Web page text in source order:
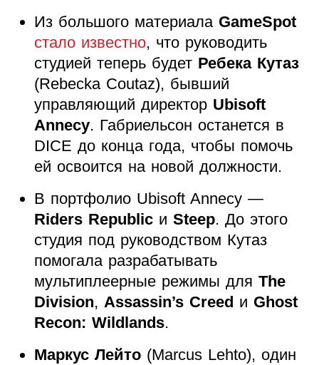
Из большого материала GameSpot
стало известно, что руководить
студией теперь будет Ребека Кутаз
(Rebecka Coutaz), бывший
управляющий директор Ubisoft
Annecy. Габриельсон останется в
DICE до конца года, чтобы помочь
ей освоится на новой должности.
В портфолио Ubisoft Annecy —
Riders Republicи Steep. До этого
студия под руководством Кутаз
помогала разрабатывать
мультиплеерные режимы для The
Division, Assassin’s Creed и Ghost
Recon: Wildlands.
Маркус Лейто(Marcus Lehto), один